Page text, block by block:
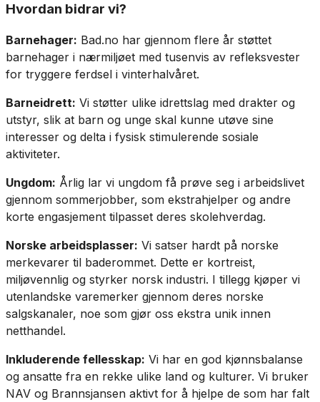
Hvordan bidrar vi?
Barnehager: Bad.no har gjennom flere år støttet
barnehager i nærmiljøet med tusenvis av refleksvester
for tryggere ferdsel i vinterhalvåret.
Barneidrett: Vi støtter ulike idrettslag med drakter og
utstyr, slik at barn og unge skal kunne utøve sine
interesser og delta i fysisk stimulerende sosiale
aktiviteter.
Ungdom: Årlig lar vi ungdom få prøve seg i arbeidslivet
gjennom sommerjobber, som ekstrahjelper og andre
korte engasjement tilpasset deres skolehverdag.
Norske arbeidsplasser: Vi satser hardt på norske
merkevarer til baderommet. Dette er kortreist,
miljøvennlig og styrker norsk industri. I tillegg kjøper vi
utenlandske varemerker gjennom deres norske
salgskanaler, noe som gjør oss ekstra unik innen
netthandel.
Inkluderende fellesskap: Vi har en god kjønnsbalanse
og ansatte fra en rekke ulike land og kulturer. Vi bruker
NAV og Brannsjansen aktivt for å hjelpe de som har falt